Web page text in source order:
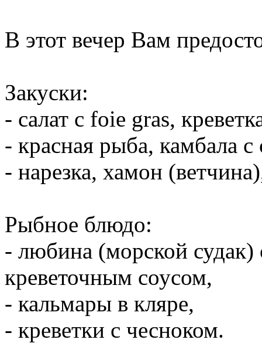
В этот вечер Вам
Закуски:
- салат с foie gras,
- красная рыба, камбала с
- нарезка, хамон
Рыбное блюдо:
- любина (морской
креветочным соусом,
- кальмары в кляре,
- креветки с чесноком.